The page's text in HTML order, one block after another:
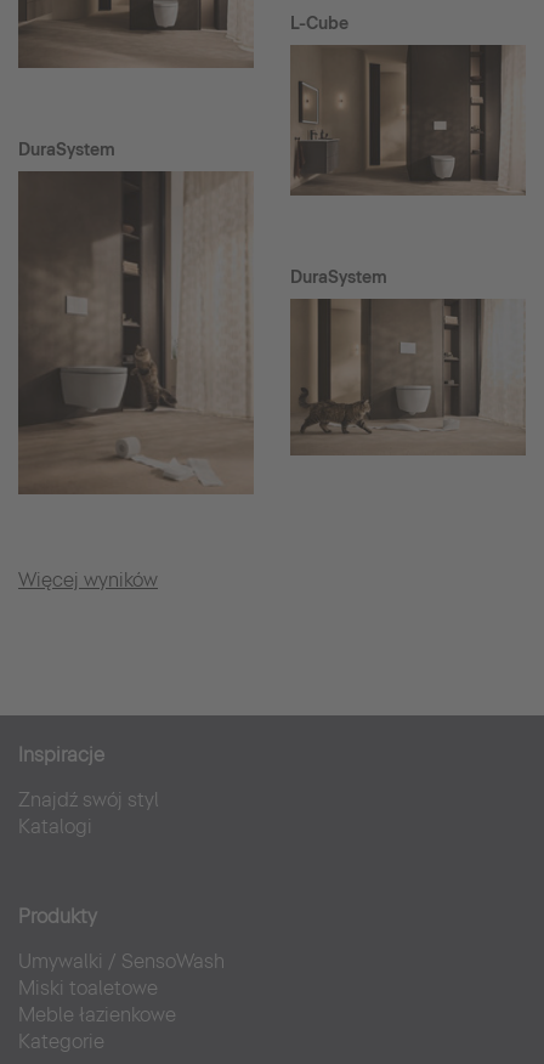
DuraSystem
L-Cube
DuraSystem
Więcej wyników
Inspiracje
Znajdź swój styl
Katalogi
Produkty
Umywalki / SensoWash
Miski toaletowe
Meble łazienkowe
Kategorie